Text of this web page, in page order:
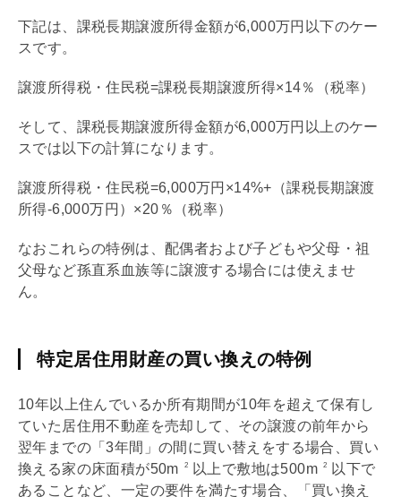
下記は、課税長期譲渡所得金額が6,000万円以下のケー
スです。
譲渡所得税・住民税=課税長期譲渡所得×14％（税率）
そして、課税長期譲渡所得金額が6,000万円以上のケー
スでは以下の計算になります。
譲渡所得税・住民税=6,000万円×14%+（課税長期譲渡
所得-6,000万円）×20％（税率）
なおこれらの特例は、配偶者および子どもや父母・祖
父母など孫直系血族等に譲渡する場合には使えませ
ん。
特定居住用財産の買い換えの特例
10年以上住んでいるか所有期間が10年を超えて保有し
ていた居住用不動産を売却して、その譲渡の前年から
翌年までの「3年間」の間に買い替えをする場合、買い
換える家の床面積が50m
2 以上で敷地は500m 2
以下で
あることなど、一定の要件を満たす場合、「買い換え